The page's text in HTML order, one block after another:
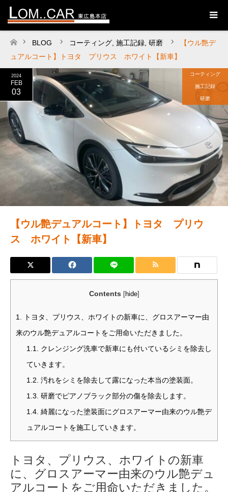
ホーム
BLOG コーティング 施工記録 研磨
【ウル艶デ
ュアルコート】トヨタ プリウス ホワイト【新車】
2024
FEB
03
コーティング
施工記録
研磨
【ウル艶デュアルコート】トヨタ プリウ
ス ホワイト【新車】
Contents [hide]
1. トヨタ、プリウス、ホワイトの新車に、グロスアーマー由
来のウル艶デュアルコートをご用命いただきました。
1.1. クレンジング洗車で新車にも付いているシミを除去し
ていきます。
1.2. 汚れをシミを除去して露になった本当の塗装面。
1.3. 研磨でピアノブラック部分の傷を除去します。
1.4. 綺麗になった塗装面にグロスアーマー由来のウル艶デ
ュアルコートを施工していきます。
トヨタ、プリウス、ホワイトの新車
に、グロスアーマー由来のウル艶デュ
アルコートをご用命いただきました。